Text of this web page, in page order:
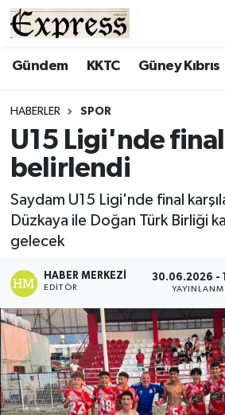
Gündem KKTC Güney Kıbrıs
HABERLER SPOR
U15 Ligi'nde
belirlendi
Saydam U15 Ligi'nde final
Düzkaya ile Doğan Türk Birliği
gelecek
HABER MERKEZI
EDITÖR
30.06.2026 -
ALAYKÖY
BİLİM
DÜNYA
ENGLISH
ESENTEPE
Hava Durumu
Süper Lig Puan Durumu ve
Son Dakika Haberleri